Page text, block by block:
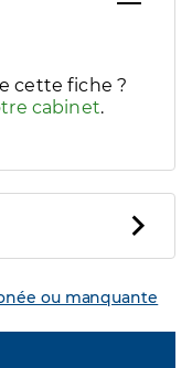
besoins
cette fiche ?
cabinet.
ou manquante